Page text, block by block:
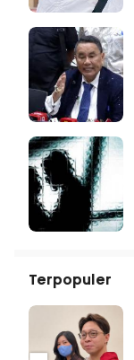
Terpopuler